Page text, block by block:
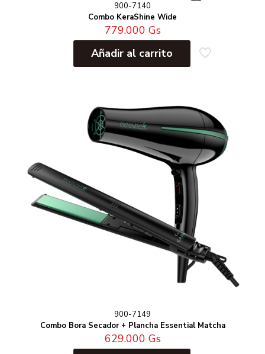
900-7140
Combo KeraShine Wide
779.000 Gs
Añadir al carrito
900-7149
Combo Bora Secador + Plancha Essential Matcha
629.000 Gs